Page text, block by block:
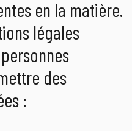
en la matière.
légales
des
: